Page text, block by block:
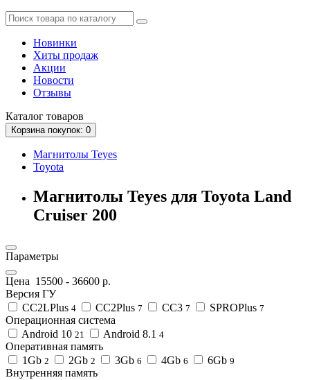
Новинки
Хиты продаж
Акции
Новости
Отзывы
Каталог товаров
Корзина покупок: 0
Магнитолы Teyes
Toyota
Магнитолы Teyes для Toyota Land
Cruiser 200
Параметры
Цена 15500 - 36600 р.
Версия ГУ
CC2LPlus 4 CC2Plus 7 CC3 7 SPROPlus 7
Операционная система
Android 10 21 Android 8.1 4
Оперативная память
1Gb 2 2Gb 2 3Gb 6 4Gb 6 6Gb 9
Внутренняя память